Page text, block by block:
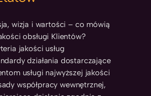
wizja i wartości – co mówią
obsługi Klientów?
jakości usług
działania dostarczające
usługi najwyższej jakości
współpracy wewnętrznej,